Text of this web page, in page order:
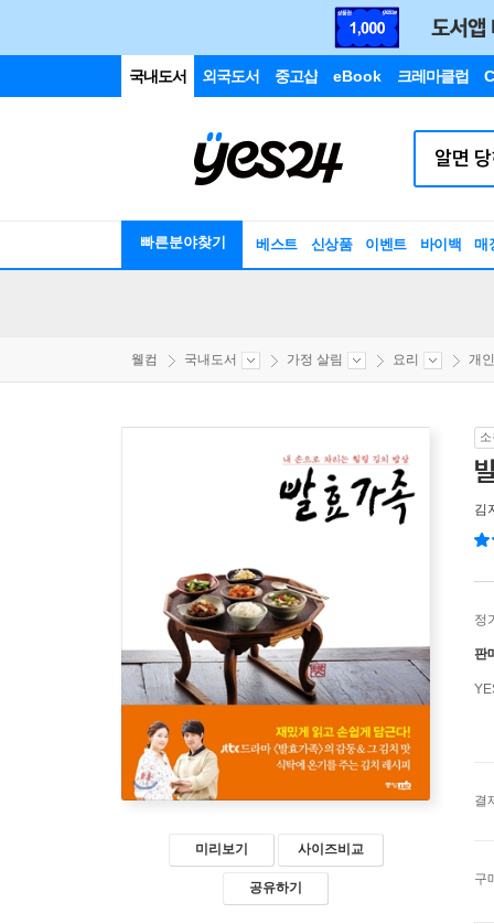
국내도서 외국도서 중고샵 eBook 크레마클럽
빠른분야찾기 베스트 신상품 이벤트 바이백 매
웰컴 국내도서 가정 살림 요리 개
미리보기 사이즈비교
공유하기
김
정
판
결
구